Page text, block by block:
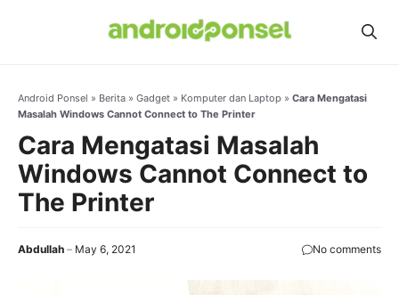
Android Ponsel » Berita » Gadget » Komputer dan Laptop » Cara Mengatasi
Masalah Windows Cannot Connect to The Printer
Cara Mengatasi Masalah
Windows Cannot Connect to
The Printer
Abdullah May 6, 2021 No comments